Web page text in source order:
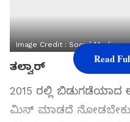
Image Credit : Social Media
ತಲ್ವಾರ್
2015 ರಲ್ಲಿ ಬಿಡುಗಡೆಯಾದ
ಮಿಸ್ ಮಾಡದೆ ನೋಡಬೇಕು.
Read